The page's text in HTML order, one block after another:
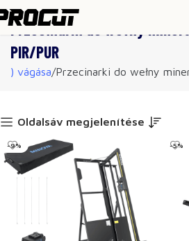
Przecinarki do wełny
PIR/PUR
vágása Przecinarki do wełny
Oldalsáv megjelenítése
-9% -5%